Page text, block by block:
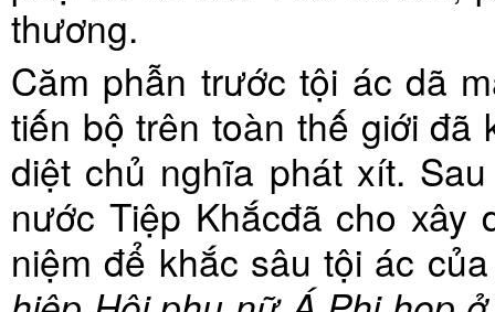
thương.
Căm phẫn trước tội ác dã
tiến bộ trên toàn thế giới đã
diệt chủ nghĩa phát xít.
nước Tiệp Khắcđã cho
niệm để khắc sâu tội ác